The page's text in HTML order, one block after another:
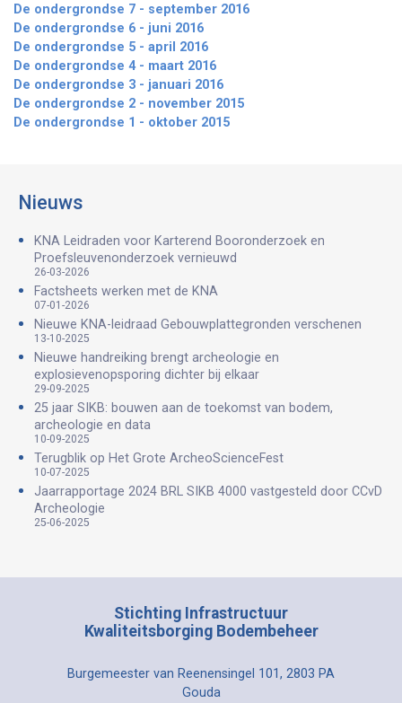
De ondergrondse 7 - september 2016
De ondergrondse 6 - juni 2016
De ondergrondse 5 - april 2016
De ondergrondse 4 - maart 2016
De ondergrondse 3 - januari 2016
De ondergrondse 2 - november 2015
De ondergrondse 1 - oktober 2015
Nieuws
KNA Leidraden voor Karterend Booronderzoek en
Proefsleuvenonderzoek vernieuwd
26-03-2026
Factsheets werken met de KNA
07-01-2026
Nieuwe KNA-leidraad Gebouwplattegronden verschenen
13-10-2025
Nieuwe handreiking brengt archeologie en
explosievenopsporing dichter bij elkaar
29-09-2025
25 jaar SIKB: bouwen aan de toekomst van bodem,
archeologie en data
10-09-2025
Terugblik op Het Grote ArcheoScienceFest
10-07-2025
Jaarrapportage 2024 BRL SIKB 4000 vastgesteld door CCvD
Archeologie
25-06-2025
Stichting Infrastructuur
Kwaliteitsborging Bodembeheer
Burgemeester van Reenensingel 101, 2803 PA
Gouda